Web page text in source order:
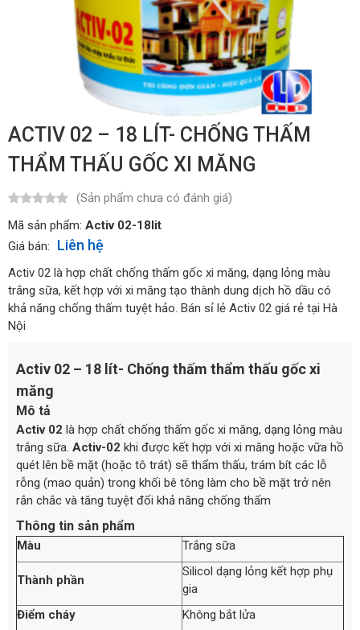
ACTIV 02 – 18 LÍT- CHỐNG THẤM
THẨM THẤU GỐC XI MĂNG
(Sản phẩm chưa có đánh giá)
Mã sản phẩm: Activ 02-18lit
Giá bán:
Liên hệ
Activ 02 là hợp chất chống thấm gốc xi măng, dạng lỏng màu
trắng sữa, kết hợp với xi măng tạo thành dung dịch hồ dầu có
khả năng chống thấm tuyệt hảo. Bán sỉ lẻ Activ 02 giá rẻ tại Hà
Nội
Activ 02 – 18 lít- Chống thấm thẩm thấu gốc xi
măng
Mô tả
Activ 02 là hợp chất chống thấm gốc xi măng, dạng lỏng màu
trắng sữa. Activ-02 khi được kết hợp với xi măng hoặc vữa hồ
quét lên bề mặt (hoặc tô trát) sẽ thẩm thấu, trám bít các lỗ
rỗng (mao quản) trong khối bê tông làm cho bề mặt trở nên
rắn chắc và tăng tuyệt đối khả năng chống thấm
Thông tin sản phẩm
Màu Trắng sữa
Thành phần
Silicol dạng lỏng kết hợp phụ
gia
Điểm cháy
Không bắt lửa